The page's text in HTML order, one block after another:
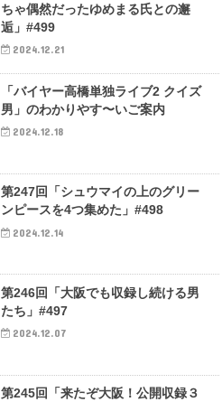
ちゃ偶然だったゆめまる氏との邂
逅」#499
2024.12.21
「バイヤー高橋単独ライブ2 クイズ
男」のわかりやす〜いご案内
2024.12.18
第247回「シュウマイの上のグリー
ンピースを4つ集めた」#498
2024.12.14
第246回「大阪でも収録し続ける男
たち」#497
2024.12.07
第245回「来たぞ大阪！公開収録３